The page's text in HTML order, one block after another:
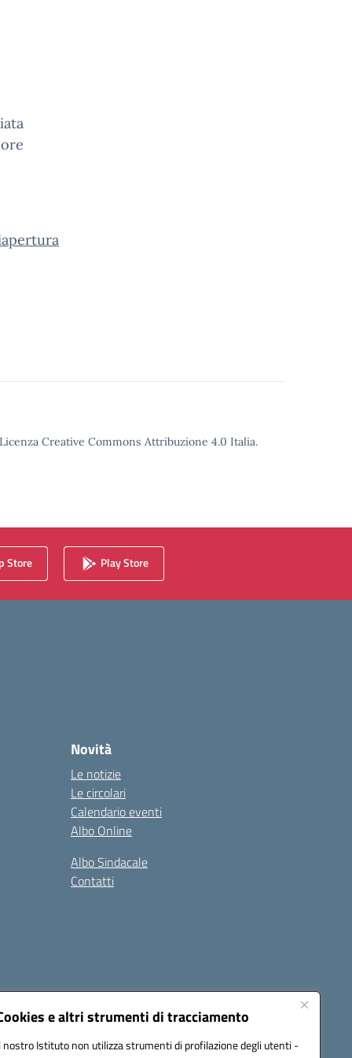
e altri strumenti di tracciamento
nostro Istituto non utilizza strumenti di profilazione degli utenti -
Creative Commons Attribuzione 4.0 Italia.
Store Play Store
Novità
Le notizie
Le circolari
Calendario eventi
Albo Online
Albo Sindacale
Contatti
ctic8bl002@pec.istruzione.it